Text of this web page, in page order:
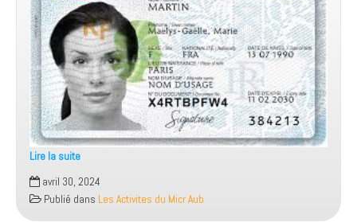
Lire la suite
Information
Etat
Civil
avril 30, 2024
Publié dans Les Activites du Micr Aub